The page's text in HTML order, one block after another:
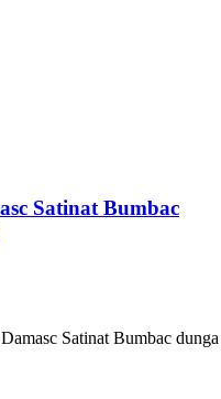
Satinat Bumbac
Satinat Bumbac